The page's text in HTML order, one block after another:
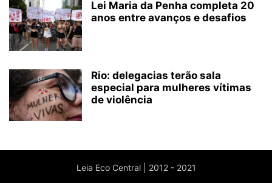
Lei Maria da Penha completa 20
anos entre avanços e desafios
Rio: delegacias terão sala
especial para mulheres vítimas
de violência
Leia Eco Central | 2012 - 2021